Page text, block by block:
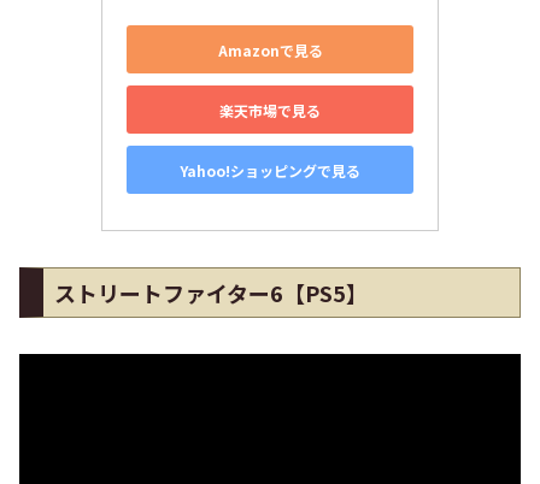
Amazonで見る
楽天市場で見る
Yahoo!ショッピングで見る
ストリートファイター6【PS5】